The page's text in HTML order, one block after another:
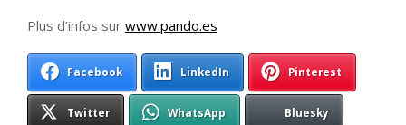
Plus d’infos sur www.pando.es
Facebook LinkedIn Pinterest
Twitter WhatsApp Bluesky